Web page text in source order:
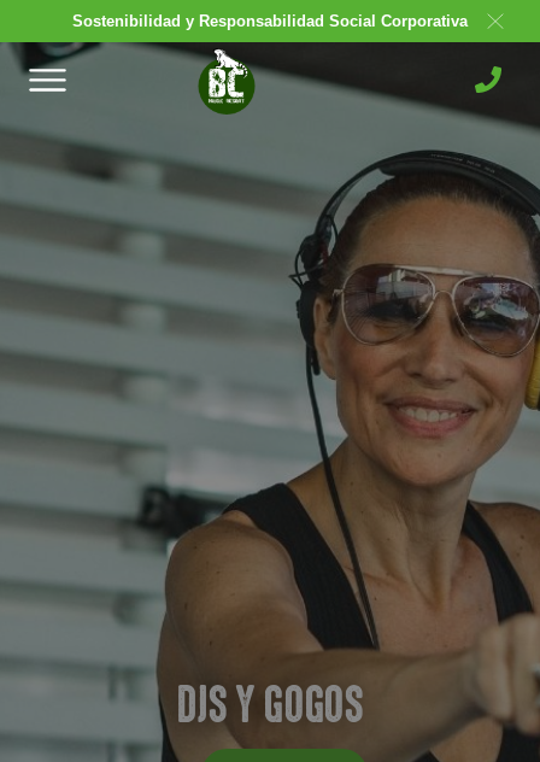
Sostenibilidad y Responsabilidad Social Corporativa
DJS Y GOGOS